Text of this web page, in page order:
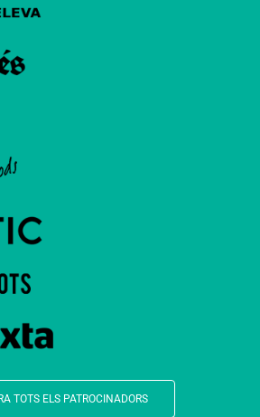
TOTS ELS PATROCINADORS